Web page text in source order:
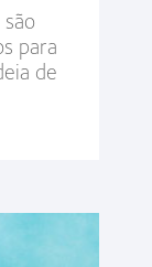
para
de